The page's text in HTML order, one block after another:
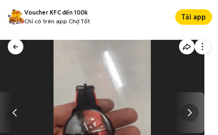
Voucher KFC đến 100k
Chỉ có trên app Chợ Tốt
Tải app